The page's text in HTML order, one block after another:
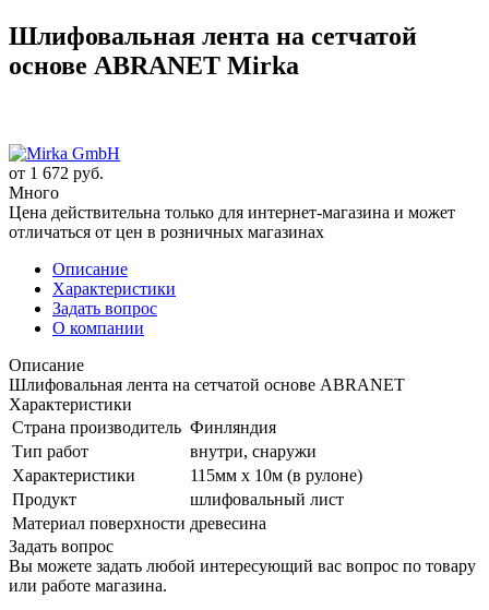
Шлифовальная лента на сетчатой
основе ABRANET Mirka
от 1 672 руб.
Много
Цена действительна только для интернет-магазина и может
отличаться от цен в розничных магазинах
Описание
Характеристики
Задать вопрос
О компании
Описание
Шлифовальная лента на сетчатой основе ABRANET
Характеристики
Страна производитель Финляндия
Тип работ
внутри, снаружи
Характеристики
115мм х 10м (в рулоне)
Продукт
шлифовальный лист
Материал поверхности древесина
Задать вопрос
Вы можете задать любой интересующий вас вопрос по товару
или работе магазина.